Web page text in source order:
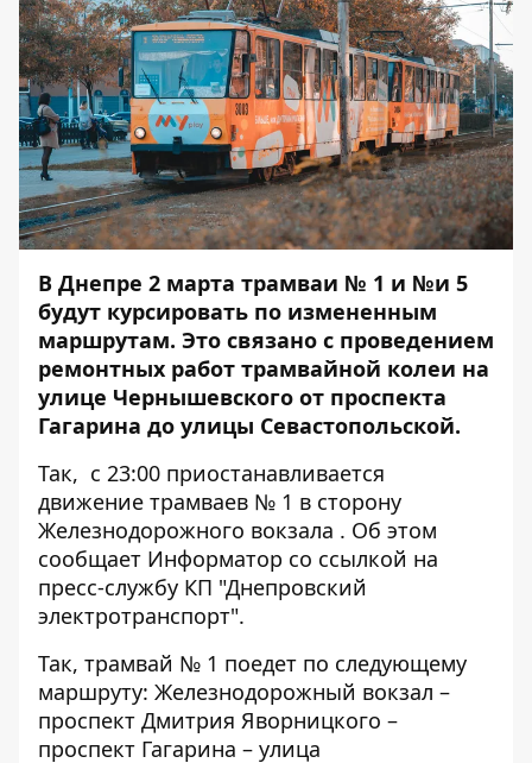
В Днепре 2 марта трамваи № 1 и №и 5
будут курсировать по измененным
маршрутам. Это связано с проведением
ремонтных работ трамвайной колеи на
улице Чернышевского от проспекта
Гагарина до улицы Севастопольской.
Так, с 23:00 приостанавливается
движение трамваев № 1 в сторону
Железнодорожного вокзала . Об этом
сообщает Информатор со ссылкой на
пресс-службу КП "Днепровский
электротранспорт".
Так, трамвай № 1 поедет по следующему
маршруту: Железнодорожный вокзал –
проспект Дмитрия Яворницкого –
проспект Гагарина – улица